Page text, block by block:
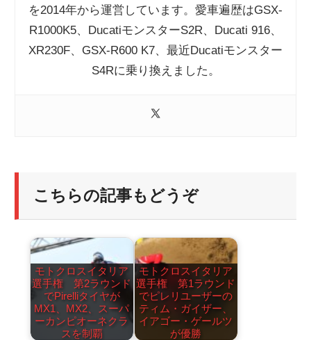
を2014年から運営しています。愛車遍歴はGSX-
R1000K5、DucatiモンスターS2R、Ducati 916、
XR230F、GSX-R600 K7、最近Ducatiモンスター
S4Rに乗り換えました。
こちらの記事もどうぞ
モトクロスイタリア
選手権 第2ラウンド
でPirelliタイヤが
MX1、MX2、スーパ
ーカンピオーネクラ
スを制覇
モトクロスイタリア
選手権 第1ラウンド
でピレリユーザーの
ティム・ガイザー、
イアゴー・ゲールツ
が優勝